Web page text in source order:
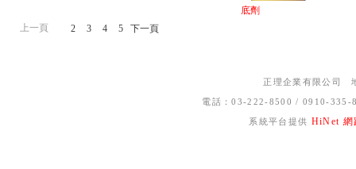
底劑
上一頁
2 3 4 5 下一頁
正理企業有限公司
電話：03-222-8500 / 0910-
系統平台提供 HiNet 網